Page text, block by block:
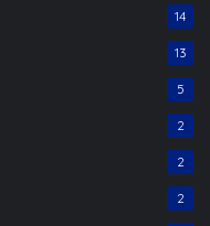
14
13
5
2
2
2